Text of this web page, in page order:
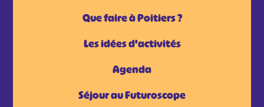
Que faire à Poitiers ?
Les idées d'activités
Agenda
Séjour au Futuroscope